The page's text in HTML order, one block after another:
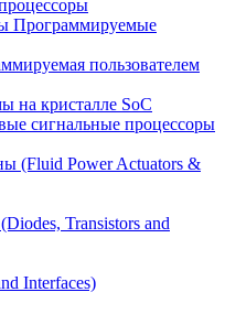
Программируемые
пользователем
на кристалле SoC
сигнальные процессоры
(Fluid Power Actuators &
Transistors and
Interfaces)